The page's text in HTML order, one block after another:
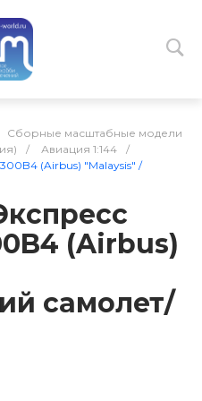
Сборные масштабные модели
/ Авиация 1:144
/
(Airbus) "Malaysis" /
(Airbus)
самолет/